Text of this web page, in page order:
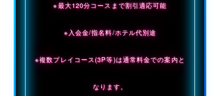
※最大120分コースまで割引適応可能
※入会金/指名料/ホテル代別途
※複数プレイコース(3P等)は通常料金での案内と
なります。